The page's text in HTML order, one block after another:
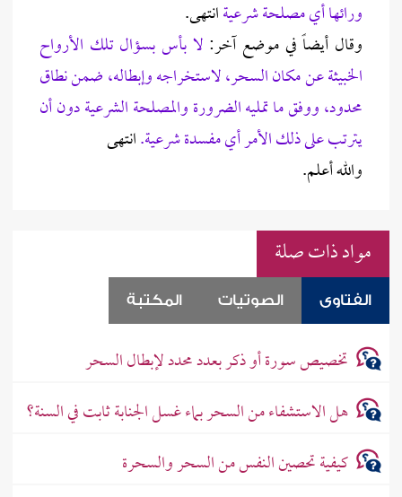
ورائها أي مصلحة شرعيةانتهى.
وقال أيضاً في موضع آخر: لا بأس بسؤال تلك الأرواح
الخبيثة عن مكان السحر، لاستخراجه وإبطاله، ضمن نطاق
محدود، ووفق ما تمليه الضرورة والمصلحة الشرعية دون أن
يترتب على ذلك الأمر أي مفسدة شرعية.انتهى
والله أعلم.
مواد ذات صلة
الفتاوى الصوتيات المكتبة
تخصيص سورة أو ذكر بعدد محدد لإبطال السحر
هل الاستشفاء من السحر بماء غسل الجنابة ثابت في السنة؟
كيفية تحصين النفس من السحر والسحرة